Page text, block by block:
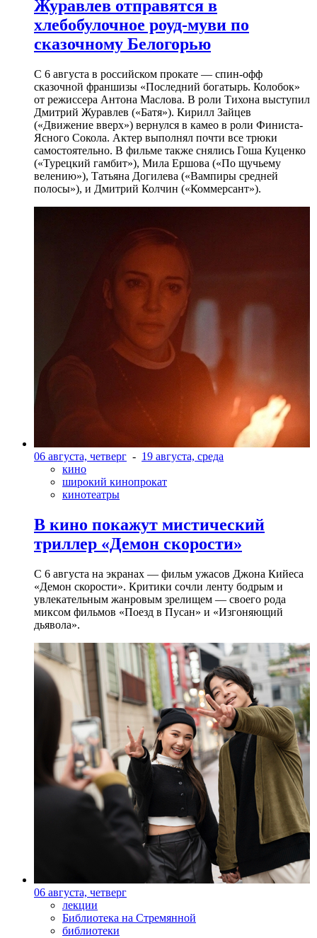
Журавлев отправятся в
хлебобулочное роуд-муви по
сказочному Белогорью
С 6 августа в российском прокате — спин-офф
сказочной франшизы «Последний богатырь. Колобок»
от режиссера Антона Маслова. В роли Тихона выступил
Дмитрий Журавлев («Батя»). Кирилл Зайцев
(«Движение вверх») вернулся в камео в роли Финиста-
Ясного Сокола. Актер выполнял почти все трюки
самостоятельно. В фильме также снялись Гоша Куценко
(«Турецкий гамбит»), Мила Ершова («По щучьему
велению»), Татьяна Догилева («Вампиры средней
полосы»), и Дмитрий Колчин («Коммерсант»).
06 августа, четверг - 19 августа, среда
кино
широкий кинопрокат
кинотеатры
В кино покажут мистический
триллер «Демон скорости»
С 6 августа на экранах — фильм ужасов Джона Кийеса
«Демон скорости». Критики сочли ленту бодрым и
увлекательным жанровым зрелищeм — своего рода
миксом фильмов «Поезд в Пусан» и «Изгоняющий
дьявола».
06 августа, четверг
лекции
Библиотека на Стремянной
библиотеки